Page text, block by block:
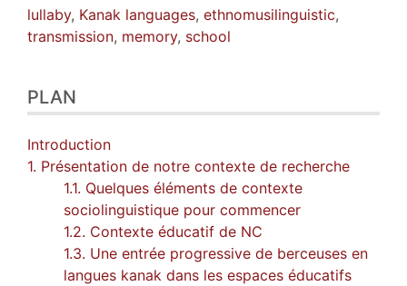
lullaby, Kanak languages, ethnomusilinguistic,
transmission, memory, school
PLAN
Introduction
1. Présentation de notre contexte de recherche
1.1. Quelques éléments de contexte
sociolinguistique pour commencer
1.2. Contexte éducatif de NC
1.3. Une entrée progressive de berceuses en
langues kanak dans les espaces éducatifs